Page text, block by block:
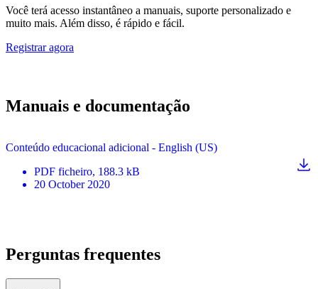
Você terá acesso instantâneo a manuais, suporte personalizado e
muito mais. Além disso, é rápido e fácil.
Registrar agora
Manuais e documentação
Conteúdo educacional adicional - English (US)
PDF ficheiro, 188.3 kB
20 October 2020
Perguntas frequentes